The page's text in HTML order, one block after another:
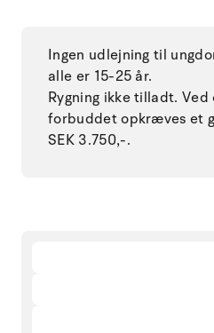
Ingen udlejning til
alle er 15-25 år.
Rygning ikke tilladt.
forbuddet opkræves et
SEK 3.750,-.